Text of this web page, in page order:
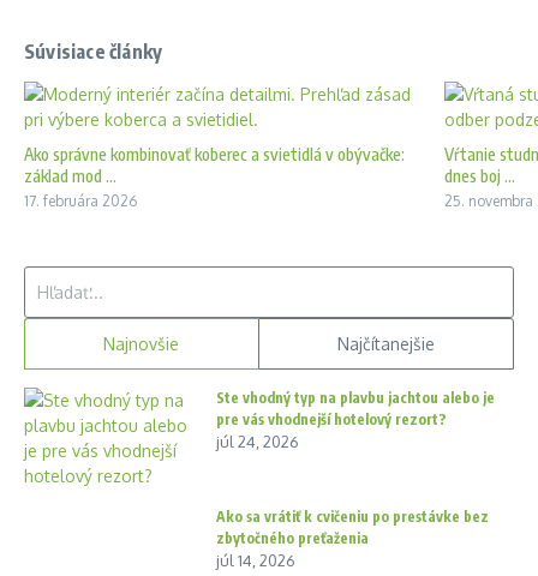
Súvisiace články
Ako správne kombinovať koberec a svietidlá v obývačke:
základ mod ...
17. februára 2026
Vŕtanie
dnes boj ...
25.
Najnovšie Najčítanejšie
Ste vhodný typ na plavbu jachtou alebo je
pre vás vhodnejší hotelový rezort?
júl 24, 2026
Ako sa vrátiť k cvičeniu po prestávke bez
zbytočného preťaženia
júl 14, 2026